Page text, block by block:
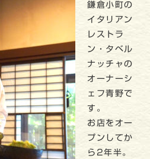
鎌倉小町の
イタリアン
レストラ
ン・タベル
ナッチャの
オーナーシ
ェフ青野で
す。
お店をオー
プンしてか
ら2年半。